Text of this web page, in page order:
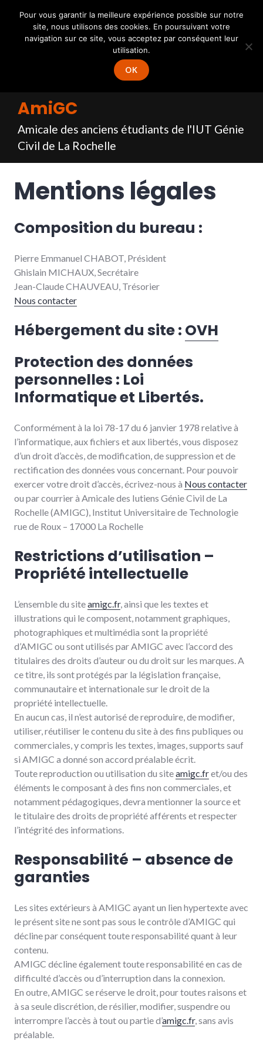
contenu
MENU
AmiGC
Amicale des anciens étudiants de l'IUT Génie
Civil de La Rochelle
Mentions légales
Composition du bureau :
Pierre Emmanuel CHABOT, Président
Ghislain MICHAUX, Secrétaire
Jean-Claude CHAUVEAU, Trésorier
Nous contacter
Hébergement du site : OVH
Protection des données
personnelles : Loi
Informatique et Libertés.
Conformément à la loi 78-17 du 6 janvier 1978 relative à
l’informatique, aux fichiers et aux libertés, vous disposez
d’un droit d’accès, de modification, de suppression et de
rectification des données vous concernant. Pour pouvoir
exercer votre droit d’accès, écrivez-nous à Nous contacter
ou par courrier à Amicale des Iutiens Génie Civil de La
Rochelle (AMIGC), Institut Universitaire de Technologie
rue de Roux – 17000 La Rochelle
Restrictions d’utilisation –
Propriété intellectuelle
L’ensemble du siteamigc.fr, ainsi que les textes et
illustrations qui le composent, notamment graphiques,
photographiques et multimédia sont la propriété
d’AMIGC ou sont utilisés par AMIGC avec l’accord des
titulaires des droits d’auteur ou du droit sur les marques. A
ce titre, ils sont protégés par la législation française,
communautaire et internationale sur le droit de la
propriété intellectuelle.
En aucun cas, il n’est autorisé de reproduire, de modifier,
utiliser, réutiliser le contenu du site à des fins publiques ou
commerciales, y compris les textes, images, supports sauf
si AMIGC a donné son accord préalable écrit.
Toute reproduction ou utilisation du siteamigc.fret/ou des
éléments le composant à des fins non commerciales, et
notamment pédagogiques, devra mentionner la source et
le titulaire des droits de propriété afférents et respecter
l’intégrité des informations.
Responsabilité – absence de
garanties
Les sites extérieurs à AMIGC ayant un lien hypertexte avec
le présent site ne sont pas sous le contrôle d’AMIGC qui
décline par conséquent toute responsabilité quant à leur
contenu.
AMIGC décline également toute responsabilité en cas de
difficulté d’accès ou d’interruption dans la connexion.
En outre, AMIGC se réserve le droit, pour toutes raisons et
à sa seule discrétion, de résilier, modifier, suspendre ou
interrompre l’accès à tout ou partie d’amigc.fr, sans avis
préalable.
Pour vous garantir la meilleure expérience possible sur notre
site, nous utilisons des cookies. En poursuivant votre
navigation sur ce site, vous acceptez par conséquent leur
utilisation.
OK